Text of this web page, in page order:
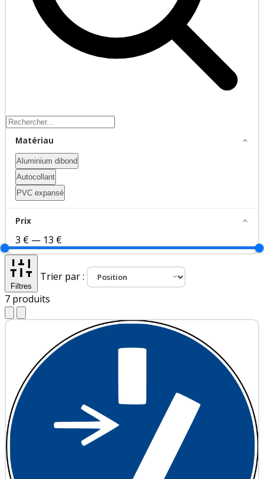
Matériau
Aluminium dibond
Autocollant
PVC expansé
Prix
3 € — 13 €
Filtres
Trier par :
7 produits